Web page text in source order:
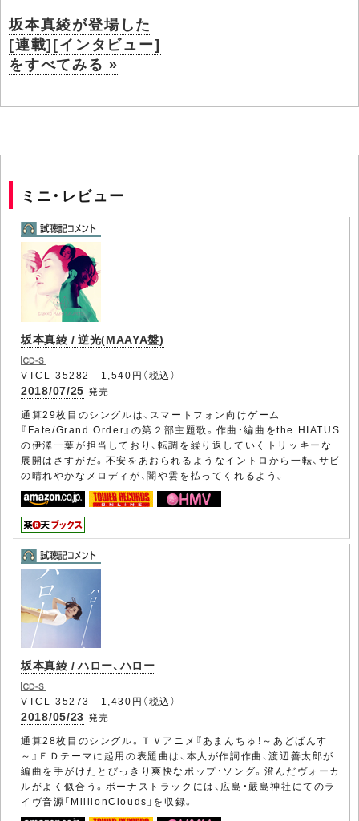
坂本真綾が登場した
[連載][インタビュー]
をすべてみる »
ミニ・レビュー
坂本真綾 / 逆光(MAAYA盤)
VTCL-35282 1,540円（税込）
2018/07/25 発売
通算29枚目のシングルは、スマートフォン向けゲーム
『Fate/Grand Order』の第２部主題歌。作曲・編曲をthe HIATUS
の伊澤一葉が担当しており、転調を繰り返していくトリッキーな
展開はさすがだ。不安をあおられるようなイントロから一転、サビ
の晴れやかなメロディが、闇や雲を払ってくれるよう。
坂本真綾 / ハロー、ハロー
VTCL-35273 1,430円（税込）
2018/05/23 発売
通算28枚目のシングル。ＴＶアニメ『あまんちゅ！～あどばんす
～』ＥＤテーマに起用の表題曲は、本人が作詞作曲、渡辺善太郎が
編曲を手がけたとびっきり爽快なポップ・ソング。澄んだヴォーカ
ルがよく似合う。ボーナストラックには、広島・嚴島神社にてのラ
イヴ音源「MillionClouds」を収録。